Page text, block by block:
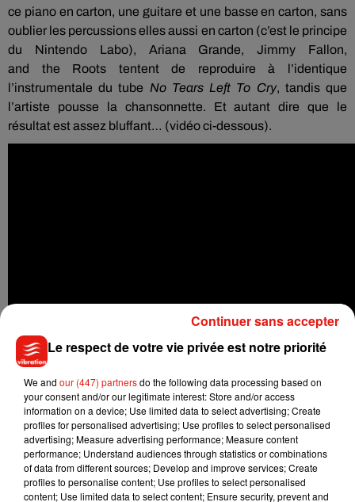
ce piano en carton, une guitare et une basse en carton, sans
oublier les percussions elles aussi en carton (c’est le principe
du Nintendo
Labo), Ariana Grande, Jimmy Fallon,
and
the
Roots tentent de reproduire à l’identique
l’instrumentale du tube No Tears Left To Cry, tandis que
l’artiste pousse la chansonnette.
Et autant dire que le
résultat est assez bluffant… (vidéo ci-dessous).
BIENTÔT UN NOUVEL ALBUM POURARIANAGRANDE
NoTearsLeftToCry est la première chanson d’Ariana
Grande depuis l’attentat survenu à la fin de son concert de
Le respect de votre vie privée est notre priorité
We and our (447) partnersdo the following data processing based on
your consent and/or our legitimate interest: Store and/or access
information on a device; Use limited data to select advertising; Create
profiles for personalised advertising; Use profiles to select personalised
advertising; Measure advertising performance; Measure content
performance; Understand audiences through statistics or combinations
of data from different sources; Develop and improve services; Create
profiles to personalise content; Use profiles to select personalised
content; Use limited data to select content; Ensure security, prevent and
Continuer sans accepter